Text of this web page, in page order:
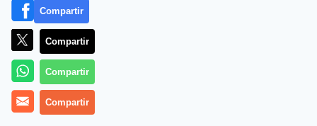
Sube la temperatura en el ruedo político andaluz a
medida que se acercan las elecciones autonómicas.
Compartir
Compartir
Compartir
Compartir